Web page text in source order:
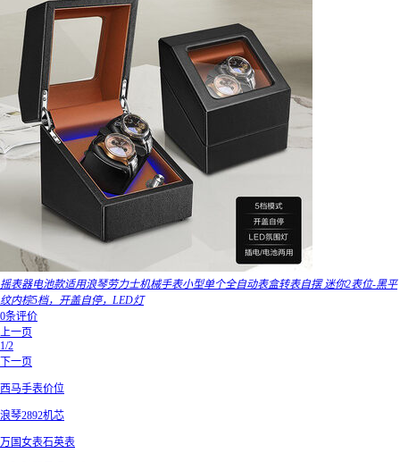
摇表器电池款适用浪琴劳力士机械手表小型单个全自动表盒转表自摆 迷你2表位-黑平
纹内棕5档，开盖自停，LED灯
0条评价
上一页
1/2
下一页
西马手表价位
浪琴2892机芯
万国女表石英表